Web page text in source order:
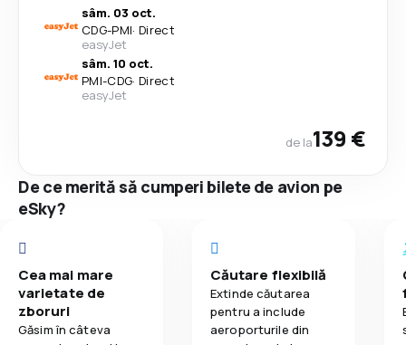
sâm. 03 oct.
CDG-PMI· Direct
easyJet
sâm. 10 oct.
PMI-CDG· Direct
easyJet
de la139 €
De ce merită să cumperi bilete de avion pe
eSky?
Cea mai mare
varietate de
zboruri
Găsim în câteva
Căutare flexibilă
Extinde căutarea
pentru a include
aeroporturile din